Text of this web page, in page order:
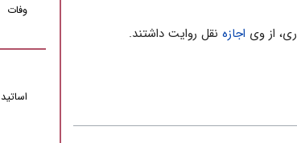
وفات
اساتید
از وى اجازه نقل روایت داشتند.